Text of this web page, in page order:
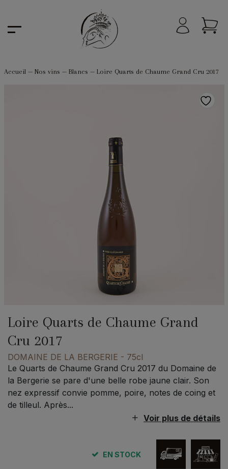
Accueil— Nos vins — Blancs — Loire Quarts de Chaume Grand Cru 2017
Loire Quarts de Chaume Grand
Cru 2017
DOMAINE DE LA BERGERIE - 75cl
Le Quarts de Chaume Grand Cru 2017 du Domaine de
la Bergerie se pare d'une belle robe jaune clair. Son
nez expressif convie pomme, poire, notes de coing et
de tilleul. Après...
Voir plus de détails
EN STOCK